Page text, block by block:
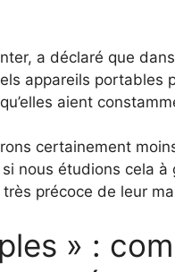
a déclaré que
appareils portables
aient
certainement
nous étudions cela à
précoce de leur
» :